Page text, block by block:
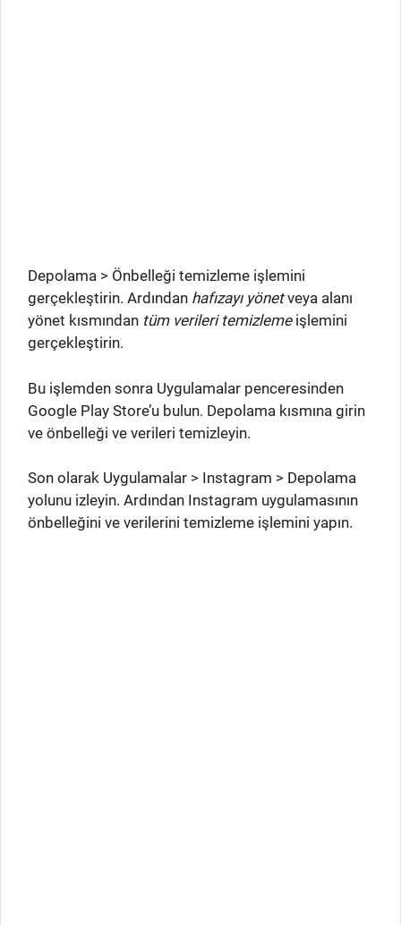
Depolama > Önbelleği temizleme işlemini
gerçekleştirin. Ardından hafızayı yönetveya alanı
yönet kısmından tüm verileri temizlemeişlemini
gerçekleştirin.
Bu işlemden sonra Uygulamalar penceresinden
Google Play Store’u bulun. Depolama kısmına girin
ve önbelleği ve verileri temizleyin.
Son olarak Uygulamalar > Instagram > Depolama
yolunu izleyin. Ardından Instagram uygulamasının
önbelleğini ve verilerini temizleme işlemini yapın.